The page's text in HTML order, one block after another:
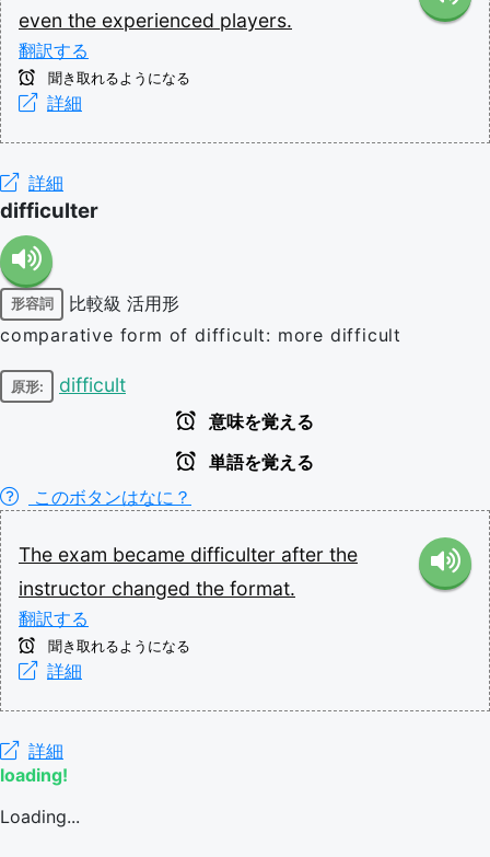
even the experienced players.
翻訳する
聞き取れるようになる
詳細
詳細
difficulter
形容詞 比較級 活用形
comparative form of difficult: more difficult
原形: difficult
意味を覚える
単語を覚える
このボタンはなに？
The exam became difficulter after the
instructor changed the format.
翻訳する
聞き取れるようになる
詳細
詳細
loading!
Loading...